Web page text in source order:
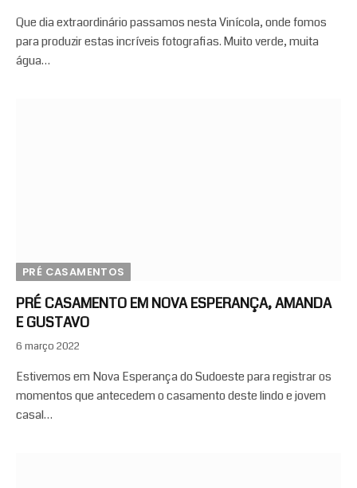
Que dia extraordinário passamos nesta Vinícola, onde fomos
para produzir estas incríveis fotografias. Muito verde, muita
água…
PRÉ CASAMENTOS
PRÉ CASAMENTO EM NOVA ESPERANÇA, AMANDA
E GUSTAVO
6 março 2022
Estivemos em Nova Esperança do Sudoeste para registrar os
momentos que antecedem o casamento deste lindo e jovem
casal…